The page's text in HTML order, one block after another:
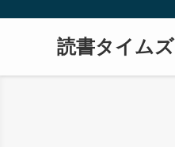
読書タイムズ